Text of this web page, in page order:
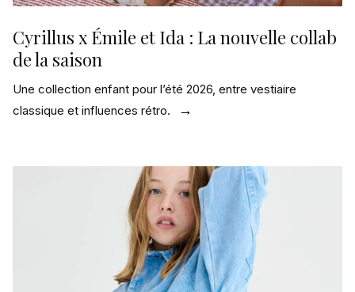
Cyrillus x Émile et Ida : La nouvelle collab
de la saison
Une collection enfant pour l’été 2026, entre vestiaire
classique et influences rétro.